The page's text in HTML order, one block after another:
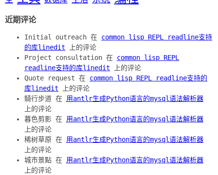
近期评论
Initial outreach 在 common lisp REPL readline支持
的库linedit 上的评论
Project consultation 在 common lisp REPL
readline支持的库linedit 上的评论
Quote request 在 common lisp REPL readline支持的
库linedit 上的评论
騎行步道 在 用antlr生成Python语言的mysql语法解析器
上的评论
暮色剪影 在 用antlr生成Python语言的mysql语法解析器
上的评论
稀树草原 在 用antlr生成Python语言的mysql语法解析器
上的评论
城市景點 在 用antlr生成Python语言的mysql语法解析器
上的评论